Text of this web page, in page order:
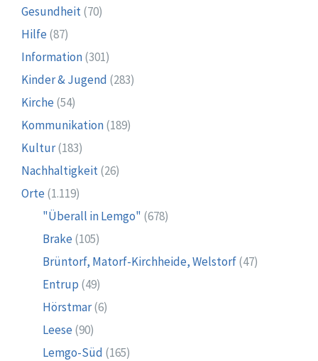
Gesundheit(70)
Hilfe (87)
Information(301)
Kinder & Jugend (283)
Kirche (54)
Kommunikation(189)
Kultur(183)
Nachhaltigkeit(26)
Orte (1.119)
"Überall in Lemgo" (678)
Brake (105)
Brüntorf, Matorf-Kirchheide, Welstorf(47)
Entrup (49)
Hörstmar(6)
Leese (90)
Lemgo-Süd (165)